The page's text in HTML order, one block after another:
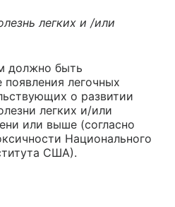
легких и /или
должно быть
легочных
о развитии
легких и/или
или выше (согласно
Национального
США).